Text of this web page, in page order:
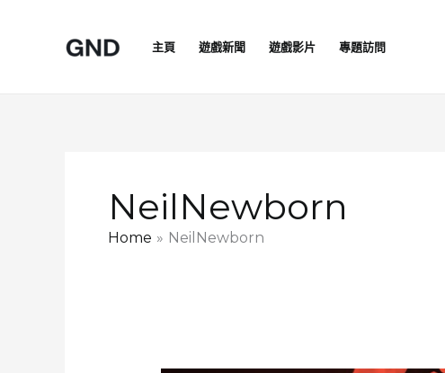
主頁 遊戲新聞 遊戲影片 專題訪問
NeilNewborn
Home NeilNewborn